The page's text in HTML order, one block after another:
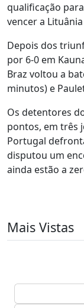
qualificação
vencer a
Depois dos
por 6-0 em
Braz voltou a
minutos) e
Os detentores
pontos, em três
Portugal
disputou um
ainda estão a
Mais Vistas